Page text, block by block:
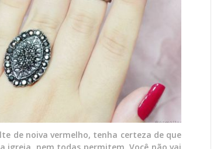
de noiva vermelho, tenha certeza de que